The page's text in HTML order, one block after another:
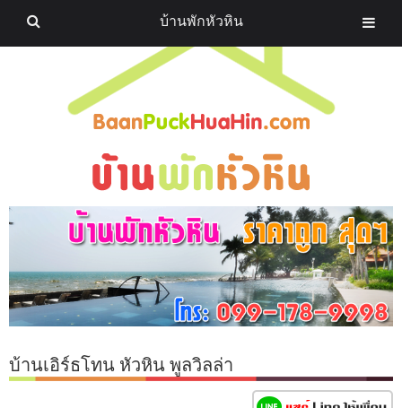
บ้านเอิร์ธโทน หัวหิน พูลวิลล่า
บ้านพักหัวหิน